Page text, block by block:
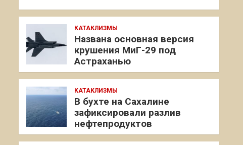
КАТАКЛИЗМЫ
Названа основная версия
крушения МиГ-29 под
Астраханью
КАТАКЛИЗМЫ
В бухте на Сахалине
зафиксировали разлив
нефтепродуктов